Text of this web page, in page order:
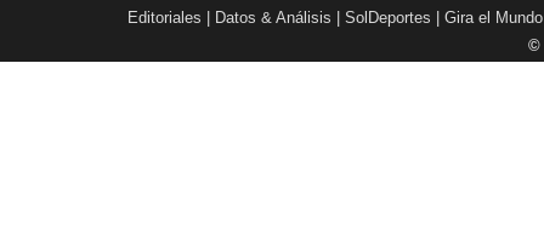
Editoriales
Datos & Análisis SolDeportes Gira el Mundo
©